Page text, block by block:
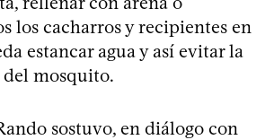
los cacharros y recipientes en
estancar agua y así evitar la
mosquito.
sostuvo, en diálogo con